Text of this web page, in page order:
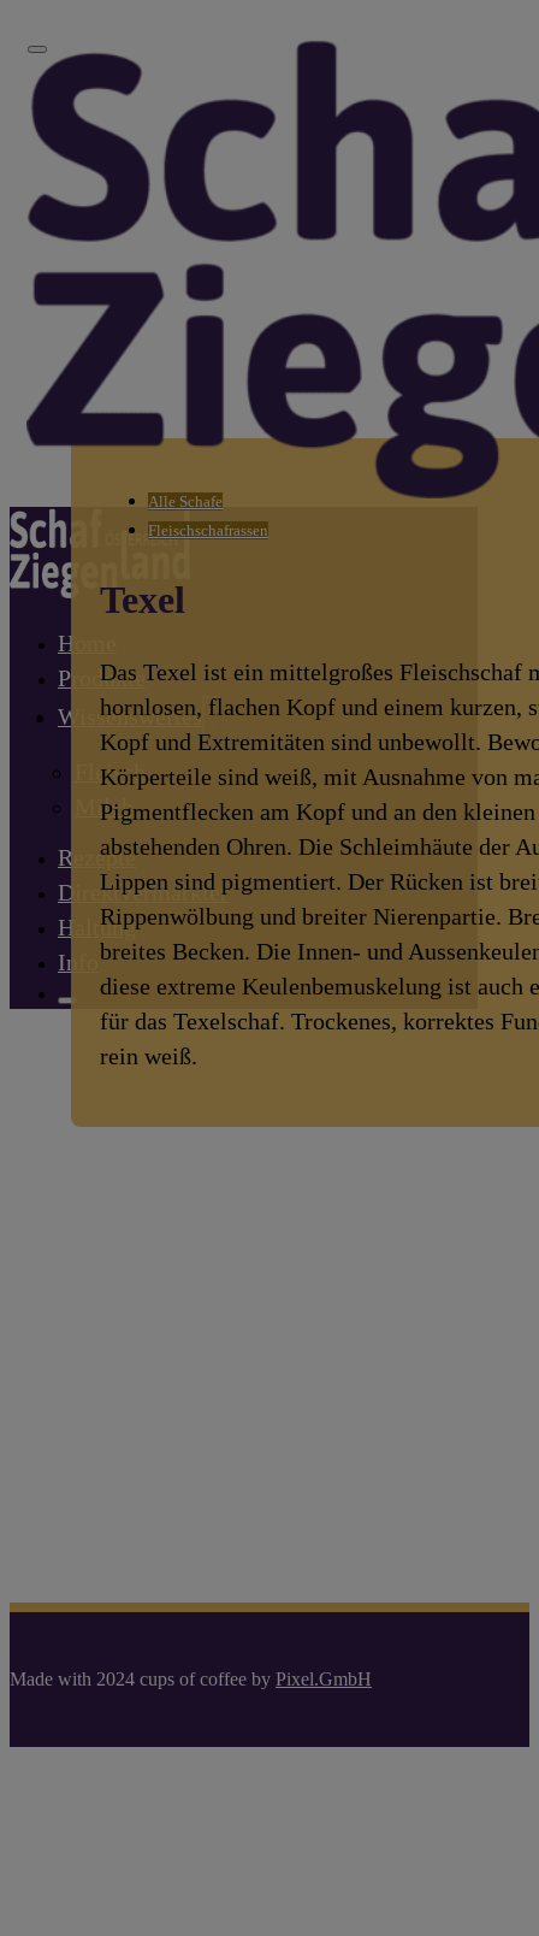
Home
Produkte
Wissenswertes
Fleisch
Milch
Rezepte
Direktvermarkter
Haltung
Info
Alle Schafe
Fleischschafrassen
Texel
Das Texel ist ein mittelgroßes Fleischschaf
hornlosen, flachen Kopf und einem kurzen,
Kopf und Extremitäten sind unbewollt.
Körperteile sind weiß, mit Ausnahme von
Pigmentflecken am Kopf und an den
abstehenden Ohren. Die Schleimhäute der
Lippen sind pigmentiert. Der Rücken ist
Rippenwölbung und breiter Nierenpartie.
breites Becken. Die Innen- und
diese extreme Keulenbemuskelung ist auch
für das Texelschaf. Trockenes, korrektes
rein weiß.
Made with 2024 cups of coffee by Pixel.GmbH